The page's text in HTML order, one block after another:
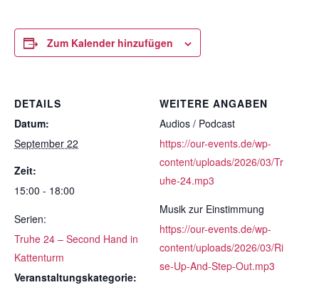
Zum Kalender hinzufügen
DETAILS
Datum:
September 22
Zeit:
15:00 - 18:00
Serien:
Truhe 24 – Second Hand in
Kattenturm
Veranstaltungskategorie:
WEITERE ANGABEN
Audios / Podcast
https://our-events.de/wp-
content/uploads/2026/03/Tr
uhe-24.mp3
Musik zur Einstimmung
https://our-events.de/wp-
content/uploads/2026/03/Ri
se-Up-And-Step-Out.mp3